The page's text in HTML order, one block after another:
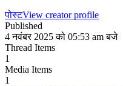
पोस्टView creator profile
Published
4 नवंबर 2025 को 05:53 am बजे
Thread Items
1
Media Items
1